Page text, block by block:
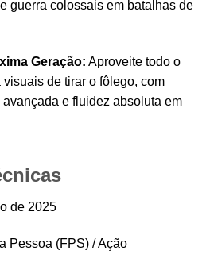
guerra colossais em batalhas de
Geração: Aproveite todo o
visuais de tirar o fôlego, com
e fluidez absoluta em
de 2025
Pessoa (FPS) / Ação